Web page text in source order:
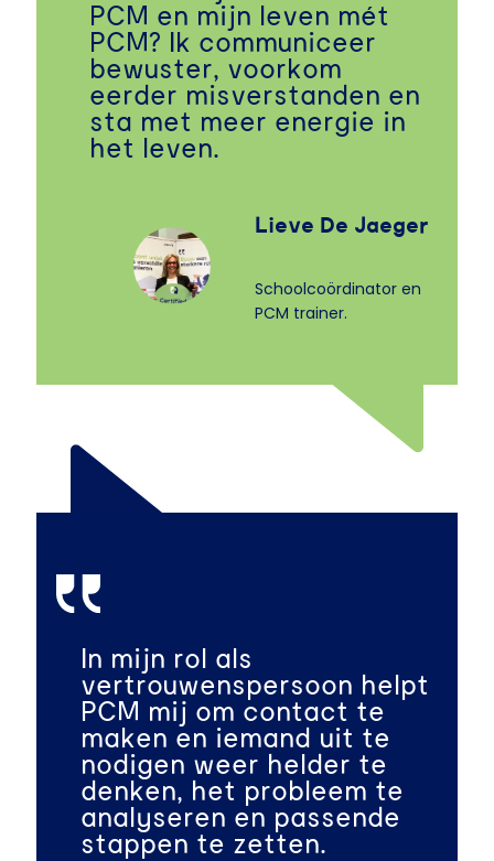
PCM en mijn leven mét
PCM? Ik communiceer
bewuster, voorkom
eerder misverstanden en
sta met meer energie in
het leven.
Lieve De Jaeger
Schoolcoördinator en
PCM trainer.
In mijn rol als
vertrouwenspersoon helpt
PCM mij om contact te
maken en iemand uit te
nodigen weer helder te
denken, het probleem te
analyseren en passende
stappen te zetten.